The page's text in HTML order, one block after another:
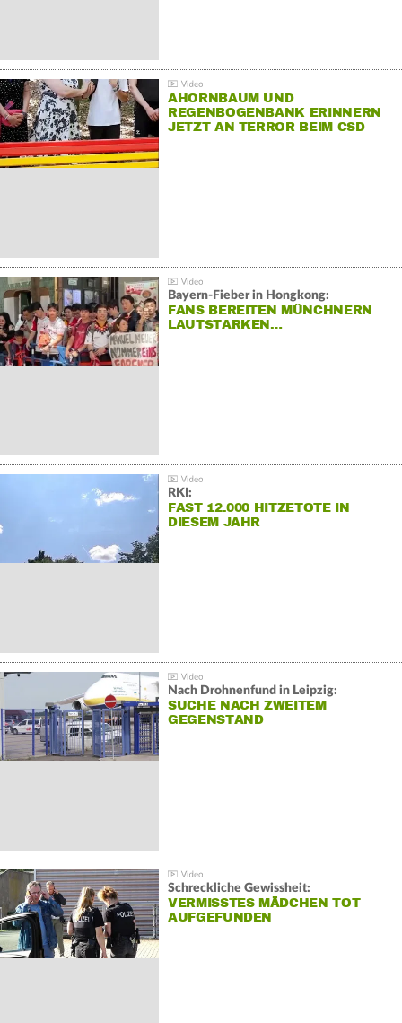
AHORNBAUM UND
REGENBOGENBANK ERINNERN
JETZT AN TERROR BEIM CSD
Bayern-Fieber in Hongkong:
FANS BEREITEN MÜNCHNERN
LAUTSTARKEN…
RKI:
FAST 12.000 HITZETOTE IN
DIESEM JAHR
Nach Drohnenfund in Leipzig:
SUCHE NACH ZWEITEM
GEGENSTAND
Schreckliche Gewissheit:
VERMISSTES MÄDCHEN TOT
AUFGEFUNDEN